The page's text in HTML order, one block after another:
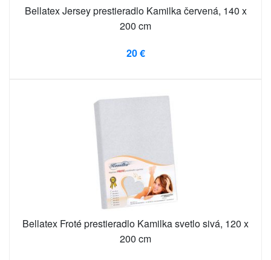
Bellatex Jersey prestieradlo Kamilka červená, 140 x
200 cm
20 €
Bellatex Froté prestieradlo Kamilka svetlo sivá, 120 x
200 cm